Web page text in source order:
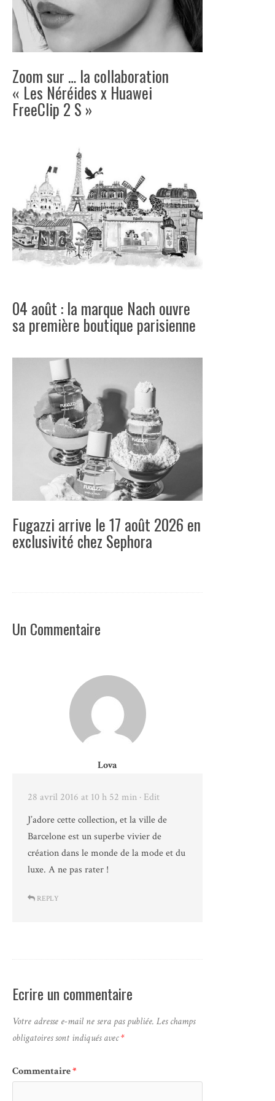
Zoom sur … la collaboration
« Les Néréides x Huawei
FreeClip 2 S »
04 août : la marque Nach ouvre
sa première boutique parisienne
Fugazzi arrive le 17 août 2026 en
exclusivité chez Sephora
Un Commentaire
Lova
28 avril 2016 at 10 h 52 min · Edit
J’adore cette collection, et la ville de
Barcelone est un superbe vivier de
création dans le monde de la mode et du
luxe. A ne pas rater !
REPLY
Ecrire un commentaire
Votre adresse e-mail ne sera pas publiée. Les champs
obligatoires sont indiqués avec*
Commentaire*